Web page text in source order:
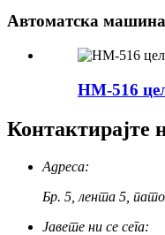
Автоматска машина
HM-516
Контактирајте
Адреса:
Бр. 5, лента 5,
Јавете ни се сега: